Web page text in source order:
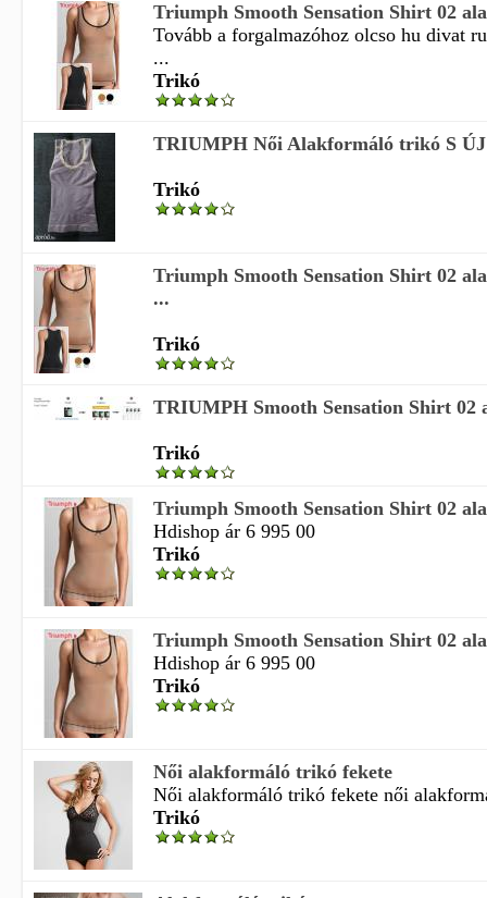
Triumph Smooth Sensation Shirt 02
Tovább a forgalmazóhoz olcso hu divat
...
Trikó
TRIUMPH Női Alakformáló trikó S ÚJ
Trikó
Triumph Smooth Sensation Shirt 02
...
Trikó
TRIUMPH Smooth Sensation Shirt
Trikó
Triumph Smooth Sensation Shirt 02
Hdishop ár 6 995 00
Trikó
Triumph Smooth Sensation Shirt 02
Hdishop ár 6 995 00
Trikó
Női alakformáló trikó fekete
Női alakformáló trikó fekete női
Trikó